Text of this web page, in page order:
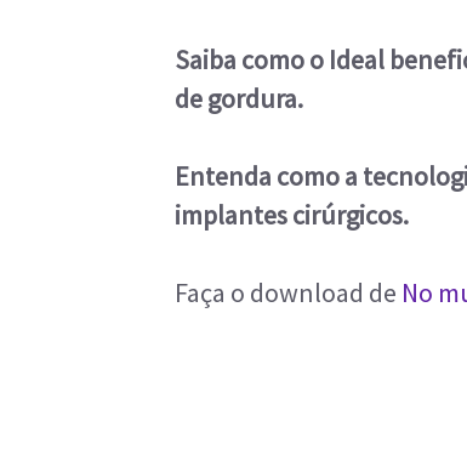
Saiba como o Ideal
de gordura.
Entenda como a
implantes cirúrgicos.
Faça o download de No